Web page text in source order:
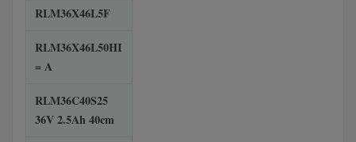
RLM36X46L5F
RLM36X46L50HI
= A
RLM36C40S25
36V 2.5Ah 40cm